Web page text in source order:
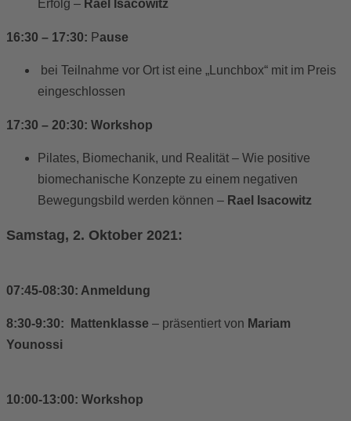
Erfolg – Rael Isacowitz
16:30 – 17:30: Pause
bei Teilnahme vor Ort ist eine „Lunchbox“ mit im Preis
eingeschlossen
17:30 – 20:30: Workshop
Pilates, Biomechanik, und Realität – Wie positive
biomechanische Konzepte zu einem negativen
Bewegungsbild werden können – Rael Isacowitz
Samstag, 2. Oktober 2021:
07:45-08:30: Anmeldung
8:30-9:30: Mattenklasse – präsentiert von Mariam
Younossi
10:00-13:00: Workshop